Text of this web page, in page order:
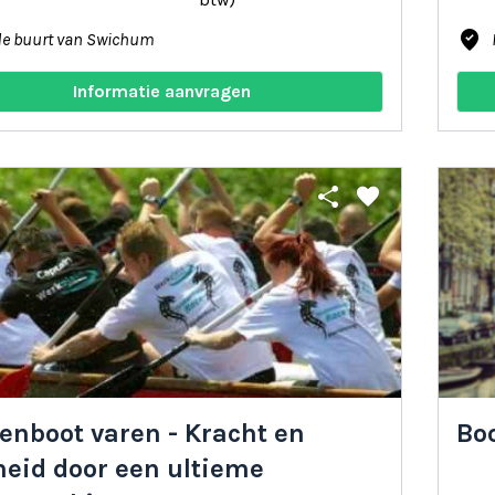
buurt van Swichum
Informatie aanvragen
where_to_vote
share favorite
varen - Kracht en
door een ultieme